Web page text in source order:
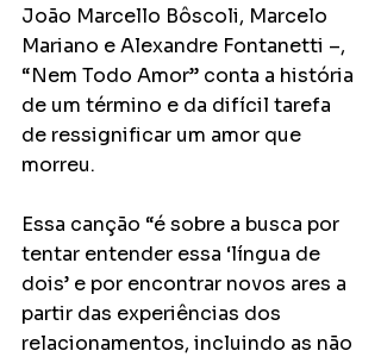
João Marcello Bôscoli, Marcelo
Mariano e Alexandre Fontanetti –,
“Nem Todo Amor” conta a história
de um término e da difícil tarefa
de ressignificar um amor que
morreu.
Essa canção “é sobre a busca por
tentar entender essa ‘língua de
dois’ e por encontrar novos ares a
partir das experiências dos
relacionamentos, incluindo as não